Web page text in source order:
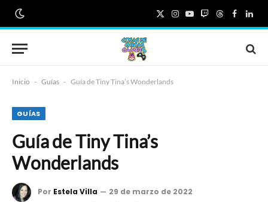
X
(Twitter)
Instagram
YouTube
TwitchThreads
Inicio - Guías - Guía de Tiny Tina’s Wonderlands
GUÍAS
Guía de Tiny Tina’s
Wonderlands
Por Estela Villa
29 de marzo de 2022